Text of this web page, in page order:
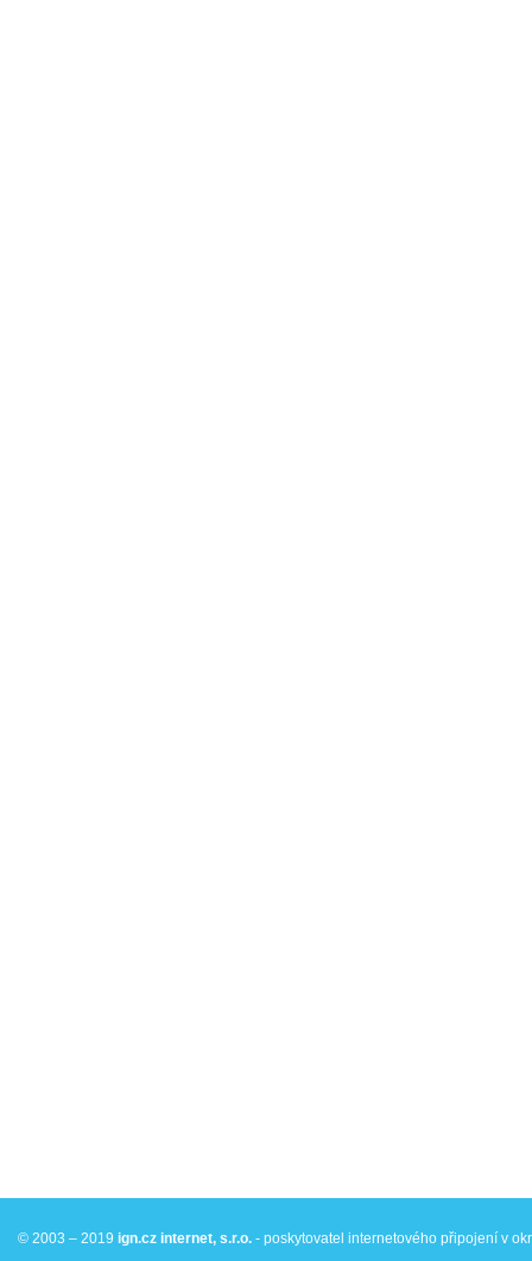
© 2003 – 2019 ign.cz internet, s.r.o. - poskytovatel internetového připojení v